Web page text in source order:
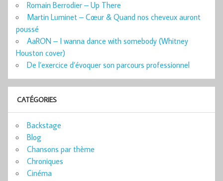
Romain Berrodier – Up There
Martin Luminet – Cœur & Quand nos cheveux auront
poussé
AaRON – I wanna dance with somebody (Whitney
Houston cover)
De l’exercice d’évoquer son parcours professionnel
CATÉGORIES
Backstage
Blog
Chansons par thème
Chroniques
Cinéma